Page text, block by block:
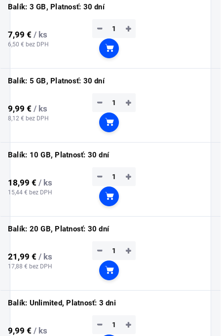
Balík: 3 GB, Platnosť: 30 dní
7,99 € / ks
6,50 € bez DPH
+
−
Do košíka
Balík: 5 GB, Platnosť: 30 dní
9,99 € / ks
8,12 € bez DPH
+
−
Do košíka
Balík: 10 GB, Platnosť: 30 dní
18,99 € / ks
15,44 € bez DPH
+
−
Do košíka
Balík: 20 GB, Platnosť: 30 dní
21,99 € / ks
17,88 € bez DPH
+
−
Do košíka
Balík: Unlimited, Platnosť: 3 dni
9,99 € / ks +
−